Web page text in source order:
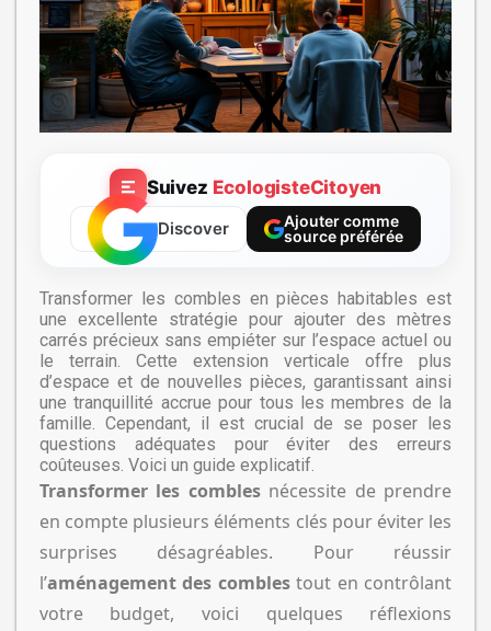
Suivez EcologisteCitoyen
Discover
Ajouter comme
source préférée
Transformer les combles en pièces habitables est
une excellente stratégie pour ajouter des mètres
carrés précieux sans empiéter sur l’espace actuel ou
le terrain. Cette extension verticale offre plus
d’espace et de nouvelles pièces, garantissant ainsi
une tranquillité accrue pour tous les membres de la
famille. Cependant, il est crucial de se poser les
questions adéquates pour éviter des erreurs
coûteuses. Voici un guide explicatif.
Transformer les comblesnécessite de prendre
en compte plusieurs éléments clés pour éviter les
surprises désagréables. Pour réussir
l’aménagement des comblestout en contrôlant
votre budget, voici quelques réflexions